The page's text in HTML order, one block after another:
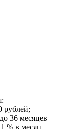
рублей;
36 месяцев